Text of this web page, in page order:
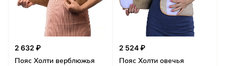
2 632 ₽
Пояс Холти верблюжья
2 524 ₽
Пояс Холти овечья